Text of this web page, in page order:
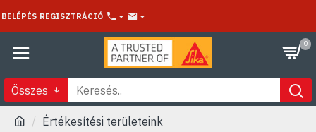
BELÉPÉS REGISZTRÁCIÓ
0
Összes
Értékesítési területeink